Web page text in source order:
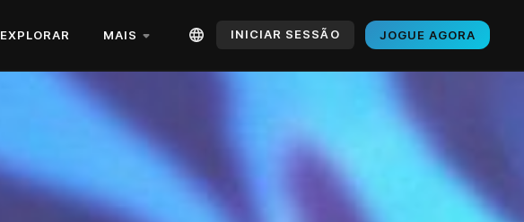
EXPLORAR MAIS INICIAR SESSÃO JOGUE AGORA